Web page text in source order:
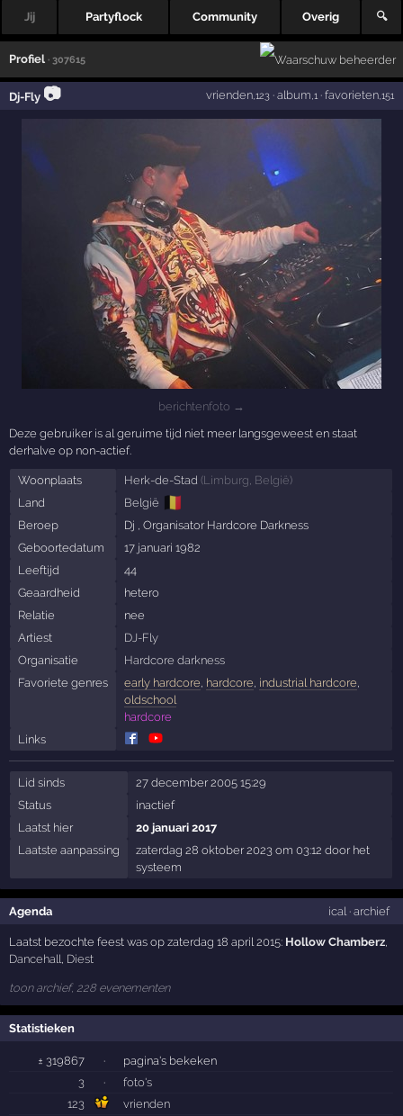
Jij Partyflock Community Overig 🔍
Profiel · 307615
Dj-Fly 📷 vrienden,123· album ,1· favorieten,151
berichtenfoto →
Deze gebruiker is al geruime tijd niet meer langsgeweest en staat
derhalve op non-actief.
Woonplaats Herk-de-Stad (Limburg België)
Land
België 🇧🇪
Beroep
Dj , Organisator Hardcore Darkness
Geboortedatum
17 januari 1982
Leeftijd
44
Geaardheid
hetero
Relatie
nee
Artiest
DJ-Fly
Organisatie
Hardcore darkness
Favoriete genres
early hardcore hardcore industrial hardcore
oldschool
hardcore
Links
Lid sinds
27 december 2005 15:29
Status
inactief
Laatst hier
20 januari 2017
Laatste aanpassing
zaterdag 28 oktober 2023 om 03:12 door het
systeem
Agenda ical· archief
Laatst bezochte feest was op zaterdag 18 april 2015: Hollow Chamberz,
Dancehall, Diest
toon archief, 228 evenementen
Statistieken
± 319867 ·
pagina's bekeken
3
·
foto's
123
vrienden